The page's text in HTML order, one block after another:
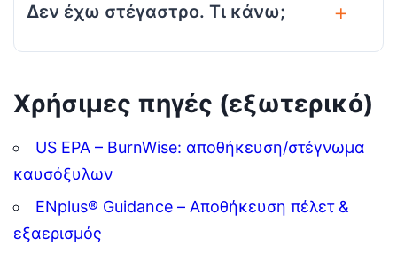
Δεν έχω στέγαστρο. Τι κάνω;
Χρήσιμες πηγές (εξωτερικό)
US EPA – BurnWise: αποθήκευση/στέγνωμα
καυσόξυλων
ENplus® Guidance – Αποθήκευση πέλετ &
εξαερισμός